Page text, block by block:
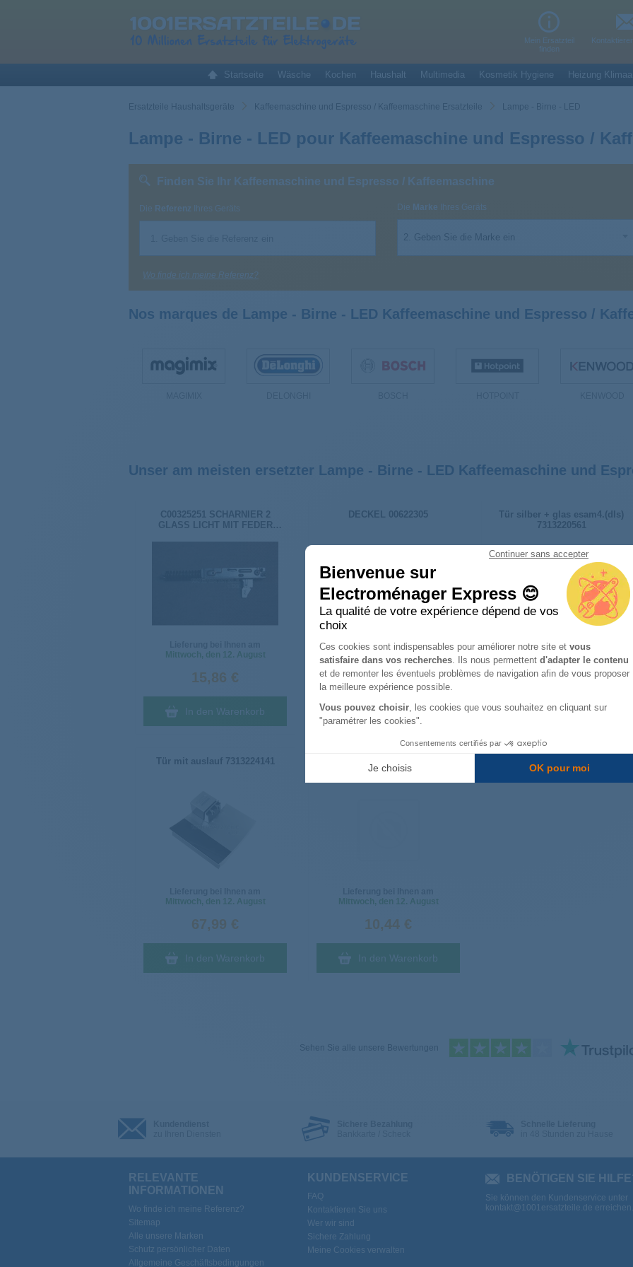
Continuer sans accepter
Bienvenue sur
Electroménager Express 😊
La qualité de votre expérience dépend de vos
choix
Plateforme de Gestion du
Ces cookies sont indispensables pour améliorer notre site et vous
satisfaire dans vos recherches . Ils nous permettent d'adapter le contenu
et de remonter les éventuels problèmes de navigation afin de vous proposer
la meilleure expérience possible.
Vous pouvez choisir , les cookies que vous souhaitez en cliquant sur
"paramétrer les cookies".
Consentements certifiés par
Je choisis OK pour moi
Axeptio consent
Mein Ersatzteil
finden
Startseite Wäsche Kochen Haushalt Multimedia Kosmetik Hygiene Heizung
Ersatzteile Haushaltsgeräte Kaffeemaschine und Espresso / Kaffeemaschine Ersatzteile Lampe - Birne - LED
Lampe - Birne - LED pour Kaffeemaschine und Espresso /
Finden Sie Ihr Kaffeemaschine und Espresso / Kaffeemaschine
Die Referenz Ihres Geräts Die Marke Ihres Geräts
2. Geben Sie die Marke ein
Wo finde ich meine Referenz?
Nos marques de Lampe - Birne - LED Kaffeemaschine und Espresso /
Unser am meisten ersetzter Lampe - Birne - LED Kaffeemaschine und
C00325251 SCHARNIER 2
GLASS LICHT MIT FEDER
Mittwoch, den 12. August
15,86 €
In den Warenkorb
DECKEL 00622305
Lieferung bei Ihnen am
Mittwoch
, den 26. August
19,99 €
In den Warenkorb
Tür silber + glas esam4.(dls)
7313220561
Lieferung bei Ihnen am
Freitag , den 14. August
33,51 €
In den Warenkorb
Tür mit auslauf 7313224141
Mittwoch, den 12. August
67,99 €
In den Warenkorb
Mittwoch, den 12. August
10,44 €
In den Warenkorb
Sehen Sie alle unsere Bewertungen
RELEVANTE
INFORMATIONEN
Wo finde ich meine Referenz?
Sitemap
Alle unsere Marken
Schutz persönlicher Daten
Allgemeine Geschäftsbedingungen
KUNDENSERVICE
FAQ
Kontaktieren Sie uns
Wer wir sind
Sichere Zahlung
Meine Cookies verwalten
BENÖTIGEN SIE
Sie können den Kundenservice unter
kontakt@1001ersatzteile.de erreichen.